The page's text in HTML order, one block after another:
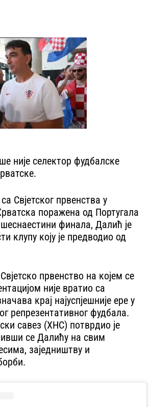
није селектор фудбалске
Свјетског првенства у
поражена од Португала
финала, Далић је
клупу коју је предводио од
првенство на којем се
није вратио са
крај најуспјешније ере у
репрезентативног фудбала.
савез (ХНС) потврдио је
се Далићу на свим
заједништву и